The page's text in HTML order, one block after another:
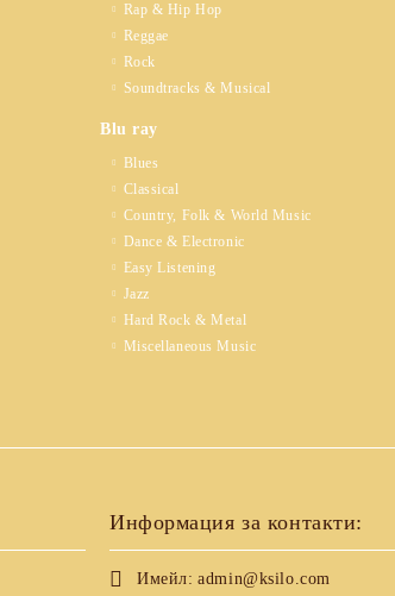
Rap & Hip Hop
Reggae
Rock
Soundtracks & Musical
Blu ray
Blues
Classical
Country, Folk & World Music
Dance & Electronic
Easy Listening
Jazz
Hard Rock & Metal
Miscellaneous Music
Информация за контакти:
Имейл: admin@ksilo.com